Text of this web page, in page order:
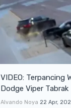
VIDEO: Terpancing
Dodge Viper Tabrak
Saat Burnout
Alvando Noya 22 Apr,